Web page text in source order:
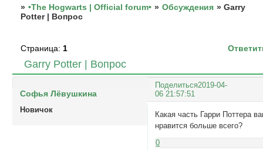
» •The Hogwarts | Official forum• » Обсуждения »Garry
Potter | Вопрос
Garry Potter | Вопрос
Страница: 1
Поделиться2019-04-
06 21:57:51
Софья Лёвушкина
Новичок
Какая часть Гарри Поттера
нравится больше всего?
0